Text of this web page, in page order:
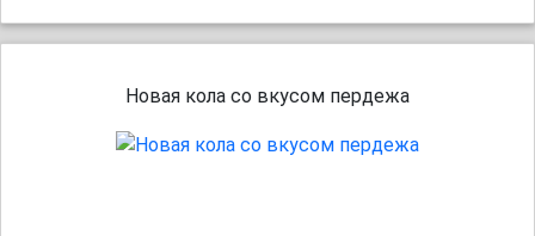
Новая кола со вкусом пердежа